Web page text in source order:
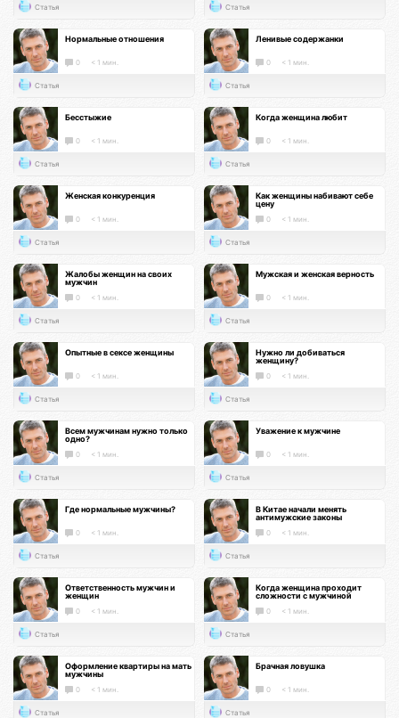
Статья Статья
Нормальные отношения
0 < 1 мин.
Статья
Ленивые содержанки
0 < 1 мин.
Статья
Бесстыжие
0 < 1 мин.
Статья
Когда женщина любит
0 < 1 мин.
Статья
Женская конкуренция
0 < 1 мин.
Статья
Как женщины набивают себе
цену
0 < 1 мин.
Статья
Жалобы женщин на своих
мужчин
0 < 1 мин.
Статья
Мужская и женская верность
0 < 1 мин.
Статья
Опытные в сексе женщины
0 < 1 мин.
Статья
Нужно ли добиваться
женщину?
0 < 1 мин.
Статья
Всем мужчинам нужно только
одно?
0 < 1 мин.
Статья
Уважение к мужчине
0 < 1 мин.
Статья
Где нормальные мужчины?
0 < 1 мин.
Статья
В Китае начали менять
антимужские законы
0 < 1 мин.
Статья
Ответственность мужчин и
женщин
0 < 1 мин.
Статья
Когда женщина проходит
сложности с мужчиной
0 < 1 мин.
Статья
Оформление квартиры на мать
мужчины
0 < 1 мин.
Статья
Брачная ловушка
0 < 1 мин.
Статья